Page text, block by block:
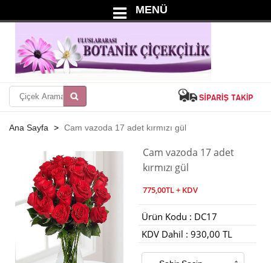
MENÜ
Ana Sayfa Cam vazoda 17 adet kırmızı gül
Cam vazoda 17 adet
kırmızı gül
775,00TL + KDV
Ürün Kodu : DC17
KDV Dahil : 930,00 TL